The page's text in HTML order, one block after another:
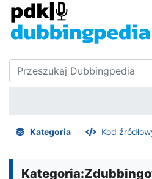
Kategoria Kod